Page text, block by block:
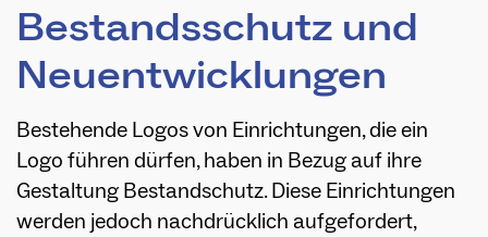
Bestandsschutz und
Neuentwicklungen
Bestehende Logos von Einrichtungen, die ein
Logo führen dürfen, haben in Bezug auf ihre
Gestaltung Bestandschutz. Diese Einrichtungen
werden jedoch nachdrücklich aufgefordert,